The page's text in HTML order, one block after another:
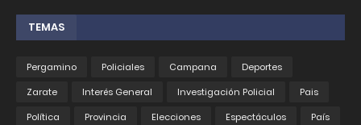
TEMAS
Pergamino Policiales Campana
Deportes
Zarate
Interés General Investigación Policial
Pais
Política
Provincia Elecciones Espectáculos
País